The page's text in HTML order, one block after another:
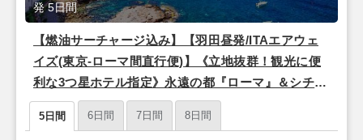
【燃油サーチャージ込み】【羽田昼発/ITAエアウェ
イズ(東京-ローマ間直行便)】《立地抜群！観光に便
利な3つ星ホテル指定》永遠の都『ローマ』＆シチリ
ア島リゾート『タオルミーナ』5日間
発 5日間
5日間 6日間 7日間 8日間